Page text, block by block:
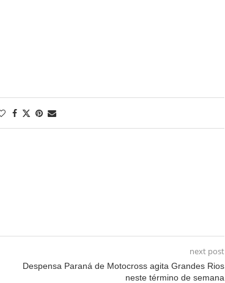
next post
Despensa Paraná de Motocross agita Grandes Rios
neste término de semana